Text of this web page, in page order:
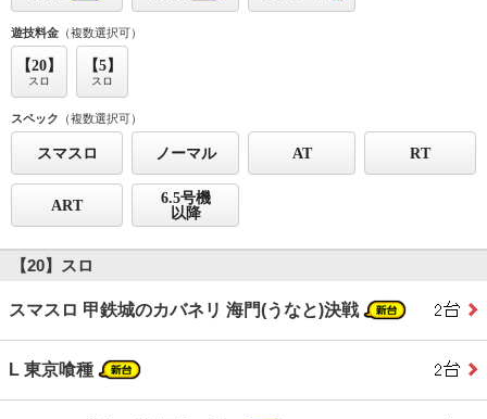
遊技料金 （複数選択可）
【20】
スロ
【5】
スロ
スペック （複数選択可）
スマスロ ノーマル AT RT
ART
6.5号機
以降
【20】スロ
スマスロ 甲鉄城のカバネリ 海門(うなと)決戦
L 東京喰種